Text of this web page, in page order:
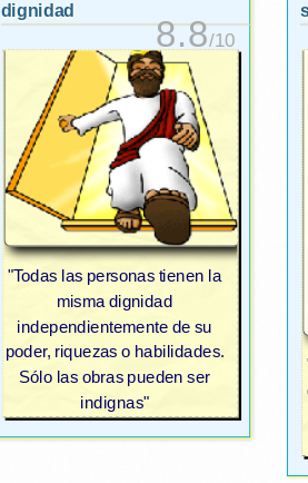
dignidad
8.8/10
"Todas las personas tienen la
misma dignidad
independientemente de su
poder, riquezas o habilidades.
Sólo las obras pueden ser
indignas"